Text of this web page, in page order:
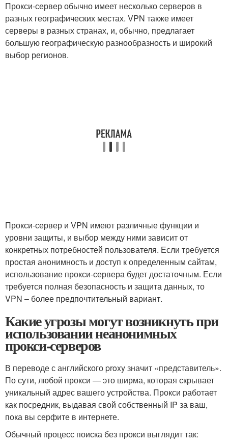
Прокси-сервер обычно имеет несколько серверов в
разных географических местах. VPN также имеет
серверы в разных странах, и, обычно, предлагает
большую географическую разнообразность и широкий
выбор регионов.
Прокси-сервер и VPN имеют различные функции и
уровни защиты, и выбор между ними зависит от
конкретных потребностей пользователя. Если требуется
простая анонимность и доступ к определенным сайтам,
использование прокси-сервера будет достаточным. Если
требуется полная безопасность и защита данных, то
VPN – более предпочтительный вариант.
Какие угрозы могут возникнуть при
использовании неанонимных
прокси-серверов
В переводе с английского proxy значит «представитель».
По сути, любой прокси — это ширма, которая скрывает
уникальный адрес вашего устройства. Прокси работает
как посредник, выдавая свой собственный IP за ваш,
пока вы серфите в интернете.
Обычный процесс поиска без прокси выглядит так: